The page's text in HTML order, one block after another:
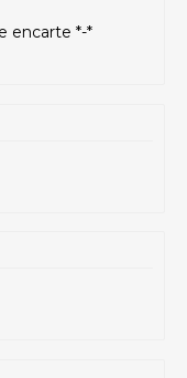
encarte *-*